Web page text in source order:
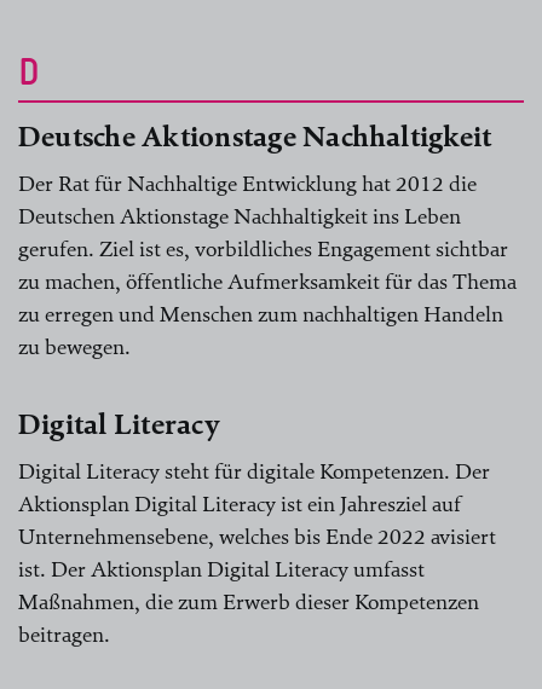
D
Deutsche Aktionstage Nachhaltigkeit
Der Rat für Nachhaltige Entwicklung hat 2012 die
Deutschen Aktionstage Nachhaltigkeit ins Leben
gerufen. Ziel ist es, vorbildliches Engagement sichtbar
zu machen, öffentliche Aufmerksamkeit für das Thema
zu erregen und Menschen zum nachhaltigen Handeln
zu bewegen.
Digital Literacy
Digital Literacy steht für digitale Kompetenzen. Der
Aktionsplan Digital Literacy ist ein Jahresziel auf
Unternehmensebene, welches bis Ende 2022 avisiert
ist. Der Aktionsplan Digital Literacy umfasst
Maßnahmen, die zum Erwerb dieser Kompetenzen
beitragen.